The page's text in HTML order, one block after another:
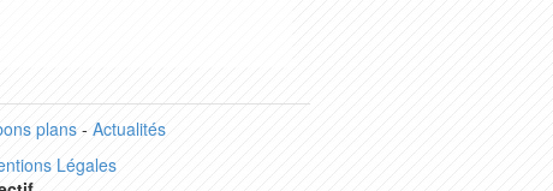
plans- Actualités
Légales